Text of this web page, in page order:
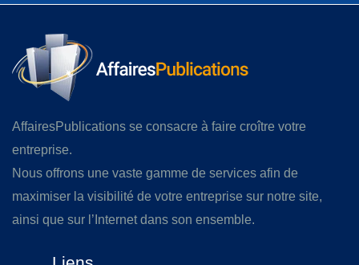
AffairesPublications se consacre à faire croître votre
entreprise.
Nous offrons une vaste gamme de services afin de
maximiser la visibilité de votre entreprise sur notre site,
ainsi que sur l’Internet dans son ensemble.